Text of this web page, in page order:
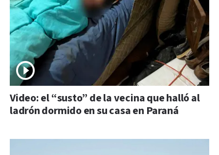
Video: el “susto” de la vecina que halló al
ladrón dormido en su casa en Paraná